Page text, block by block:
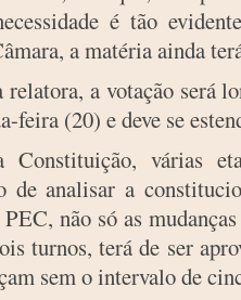
é tão
a matéria ainda
relatora, a votação será
feira (20) e deve se
Constituição, várias
de analisar a
não só as
turnos, terá de ser
sem o intervalo de